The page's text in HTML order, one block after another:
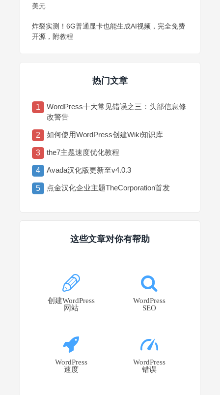
美元
炸裂实测！6G普通显卡也能生成AI视频，完全免费
开源，附教程
热门文章
1
WordPress十大常见错误之三：头部信息修
改警告
2 如何使用WordPress创建Wiki知识库
3 the7主题速度优化教程
4 Avada汉化版更新至v4.0.3
5 点金汉化企业主题TheCorporation首发
这些文章对你有帮助
创建WordPress
网站
WordPress
SEO
WordPress
速度
WordPress
错误